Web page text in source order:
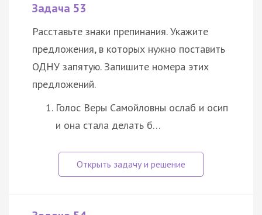
Задача 53
Расставьте знаки препинания. Укажите
предложения, в которых нужно поставить
ОДНУ запятую. Запишите номера этих
предложений.
Голос Веры Самойловны ослаб и осип
и она стала делать б…